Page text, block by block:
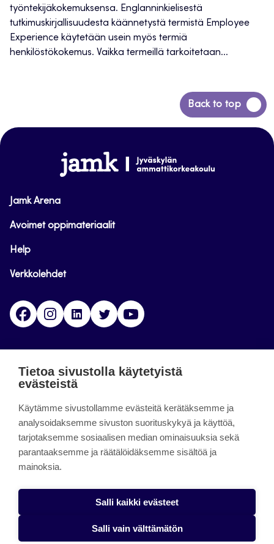
työntekijäkokemuksensa. Englanninkielisestä
tutkimuskirjallisuudesta käännetystä termistä Employee
Experience käytetään usein myös termiä
henkilöstökokemus. Vaikka termeillä tarkoitetaan...
Back to top
Siirry
takaisin
www.jamk.fi
Jamk Arena
Avoimet oppimateriaalit
Help
Verkkolehdet
FacebookInstagramLinkedinTwitter
päättynyt 11.9.2023.
About the site
Käyttöehdot
Saavutettavuusseloste
Alasottoilmoitus
Tietoa sivustolla käytetyistä
evästeistä
Käytämme sivustollamme evästeitä kerätäksemme ja
analysoidaksemme sivuston suorituskykyä ja käyttöä,
tarjotaksemme sosiaalisen median ominaisuuksia sekä
parantaaksemme ja räätälöidäksemme sisältöä ja
mainoksia.
Salli kaikki evästeet
Salli vain välttämätön